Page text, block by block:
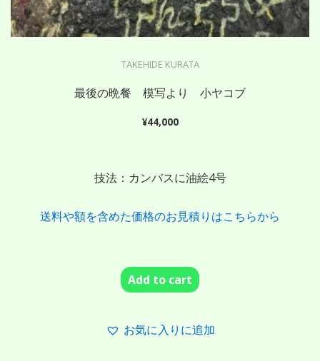
TAKEHIDE KURATA
最後の晩餐 模写より 小ヤコブ
¥44,000
技法：カンバスに油絵4号
送料や額を含めた価格のお見積りはこちらから
Add to cart
お気に入りに追加